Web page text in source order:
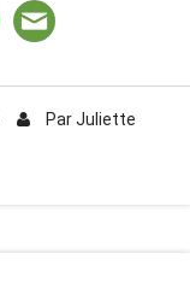
ParJuliette